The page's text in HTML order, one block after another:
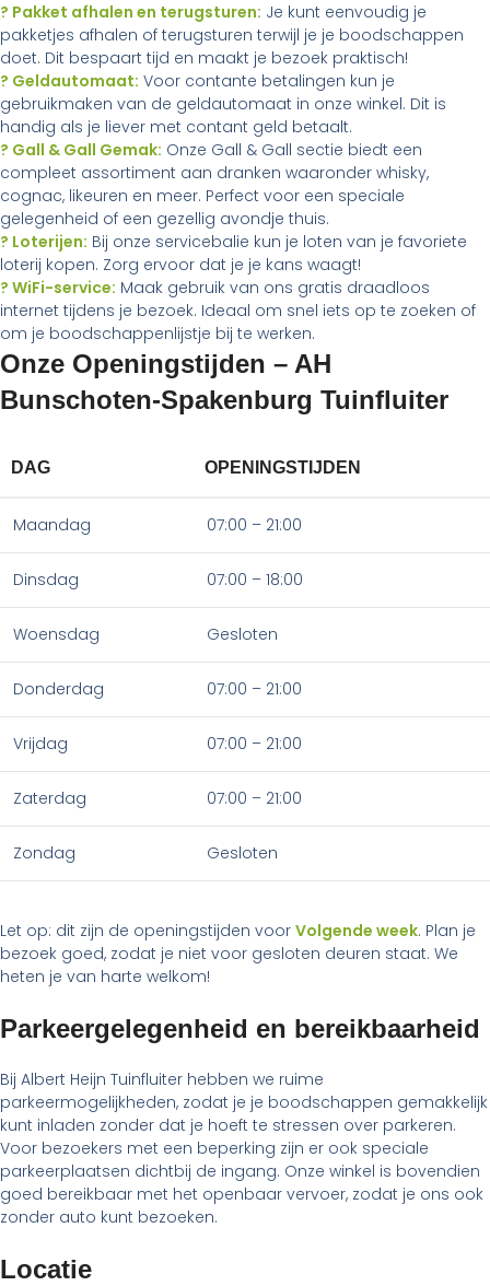
? Pakket afhalen en terugsturen: Je kunt eenvoudig je
pakketjes afhalen of terugsturen terwijl je je boodschappen
doet. Dit bespaart tijd en maakt je bezoek praktisch!
? Geldautomaat: Voor contante betalingen kun je
gebruikmaken van de geldautomaat in onze winkel. Dit is
handig als je liever met contant geld betaalt.
? Gall & Gall Gemak: Onze Gall & Gall sectie biedt een
compleet assortiment aan dranken waaronder whisky,
cognac, likeuren en meer. Perfect voor een speciale
gelegenheid of een gezellig avondje thuis.
? Loterijen: Bij onze servicebalie kun je loten van je favoriete
loterij kopen. Zorg ervoor dat je je kans waagt!
? WiFi-service: Maak gebruik van ons gratis draadloos
internet tijdens je bezoek. Ideaal om snel iets op te zoeken of
om je boodschappenlijstje bij te werken.
Onze Openingstijden – AH
Bunschoten-Spakenburg Tuinfluiter
DAG OPENINGSTIJDEN
Maandag 07:00 – 21:00
Dinsdag 07:00 – 18:00
Woensdag Gesloten
Donderdag 07:00 – 21:00
Vrijdag 07:00 – 21:00
Zaterdag 07:00 – 21:00
Zondag Gesloten
Let op: dit zijn de openingstijden voor Volgende week. Plan je
bezoek goed, zodat je niet voor gesloten deuren staat. We
heten je van harte welkom!
Parkeergelegenheid en bereikbaarheid
Bij Albert Heijn Tuinfluiter hebben we ruime
parkeermogelijkheden, zodat je je boodschappen gemakkelijk
kunt inladen zonder dat je hoeft te stressen over parkeren.
Voor bezoekers met een beperking zijn er ook speciale
parkeerplaatsen dichtbij de ingang. Onze winkel is bovendien
goed bereikbaar met het openbaar vervoer, zodat je ons ook
zonder auto kunt bezoeken.
Locatie